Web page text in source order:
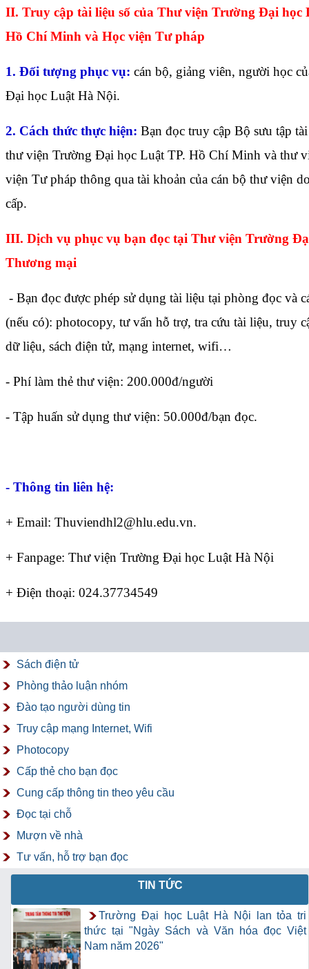
II. Truy cập tài liệu số của Thư viện Trường Đại học
Hồ Chí Minh và Học viện Tư pháp
1. Đối tượng phục vụ: cán bộ, giảng viên, người học
Đại học Luật Hà Nội.
2. Cách thức thực hiện: Bạn đọc truy cập Bộ sưu tập
thư viện Trường Đại học Luật TP. Hồ Chí Minh và thư
viện Tư pháp thông qua tài khoản của cán bộ thư viện
cấp.
III. Dịch vụ phục vụ bạn đọc tại Thư viện Trường
Thương mại
- Bạn đọc được phép sử dụng tài liệu tại phòng đọc và
(nếu có): photocopy, tư vấn hỗ trợ, tra cứu tài liệu, truy
dữ liệu, sách điện tử, mạng internet, wifi…
- Phí làm thẻ thư viện: 200.000đ/người
- Tập huấn sử dụng thư viện: 50.000đ/bạn đọc.
- Thông tin liên hệ:
+ Email: Thuviendhl2@hlu.edu.vn.
+ Fanpage: Thư viện Trường Đại học Luật Hà Nội
+ Điện thoại: 024.37734549
Sách điện tử
Phòng thảo luận nhóm
Đào tạo người dùng tin
Truy cập mạng Internet, Wifi
Photocopy
Cấp thẻ cho bạn đọc
Cung cấp thông tin theo yêu cầu
Đọc tại chỗ
Mượn về nhà
Tư vấn, hỗ trợ bạn đọc
TIN TỨC
Trường Đại học Luật Hà Nội lan tỏa tri
thức tại "Ngày Sách và Văn hóa đọc Việt
Nam năm 2026"